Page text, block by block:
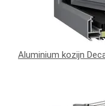
Aluminium kozijn